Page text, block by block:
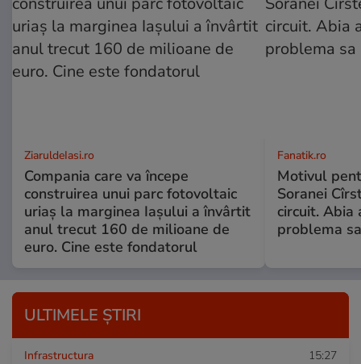
ZiaruldeIasi.ro
Compania care va începe
construirea unui parc fotovoltaic
uriaș la marginea Iașului a învârtit
anul trecut 160 de milioane de
euro. Cine este fondatorul
Fanatik.ro
Motivul
Soranei
circuit. Abia
problema
ULTIMELE ȘTIRI
Infrastructura 15:27